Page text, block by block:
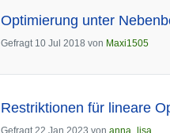
Optimierung unter
Gefragt 10 Jul 2018 von Maxi1505
Restriktionen für lineare